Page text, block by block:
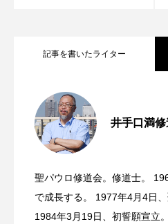
記事を書いたライター
井手口満
聖パウロ修道会。修道士。
で成長する。 1977年4月4日
1984年3月19日、初誓願宣立
2026.08.07
2026.07.31
2026.07.24 善い識別という